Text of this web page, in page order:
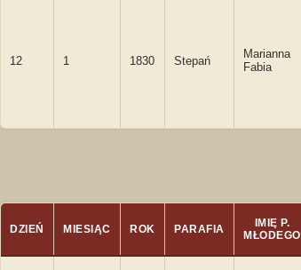
12 1 1830 Stepań
Marianna
Fabia
DZIEŃ MIESIĄC ROK PARAFIA
IMIĘ P.
MŁODEGO